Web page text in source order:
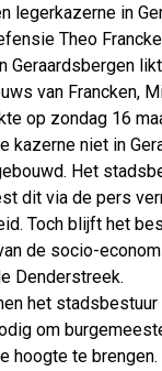
legerkazerne in
Theo
Geraardsbergen
van Francken,
op zondag 16
kazerne niet in
Het
dit via de pers
Toch blijft het
de socio-
Denderstreek.
het stadsbestuur
om
hoogte te